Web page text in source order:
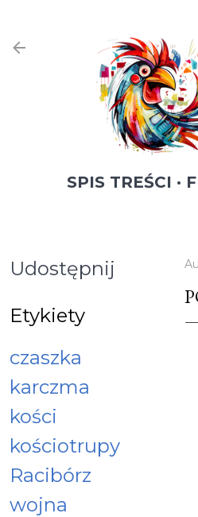
SPIS TREŚCI
Udostępnij
Etykiety
czaszka
karczma
kości
kościotrupy
Racibórz
wojna